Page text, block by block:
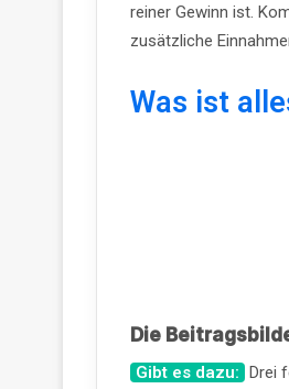
reiner Gewinn ist.
zusätzliche
Was ist
Die
Gibt es dazu: Drei